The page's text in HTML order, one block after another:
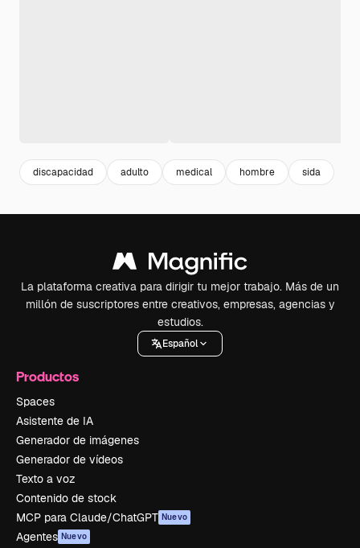
discapacidad adulto medical hombre sida
La plataforma creativa para dirigir tu mejor trabajo. Más de un
millón de suscriptores entre creativos, empresas, agencias y
estudios.
Español
Productos
Spaces
Asistente de IA
Generador de imágenes
Generador de vídeos
Texto a voz
Contenido de stock
MCP para Claude/ChatGPT Nuevo
Agentes Nuevo